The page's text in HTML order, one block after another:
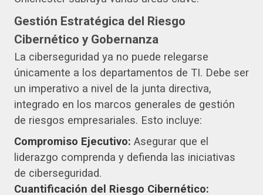
Gestión Estratégica del Riesgo
Cibernético y Gobernanza
La ciberseguridad ya no puede relegarse
únicamente a los departamentos de TI. Debe ser
un imperativo a nivel de la junta directiva,
integrado en los marcos generales de gestión
de riesgos empresariales. Esto incluye:
Compromiso Ejecutivo: Asegurar que el
liderazgo comprenda y defienda las iniciativas
de ciberseguridad.
Cuantificación del Riesgo Cibernético: